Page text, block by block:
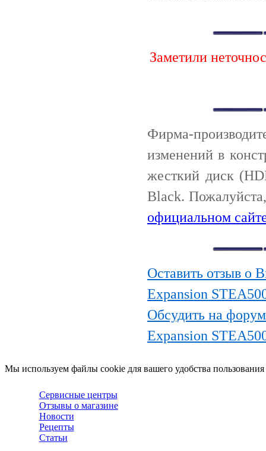
Заметили
Фирма-
изменений в
жесткий диск
Black.
официальном
Оставить отзыв о
Expansion
Обсудить на
Expansion
Мы используем файлы cookie для вашего удобства
Сервисные центры
Отзывы о магазине
Новости
Рецепты
Статьи